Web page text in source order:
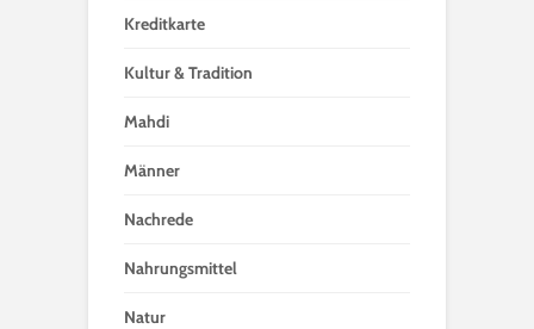
Kreditkarte
Kultur & Tradition
Mahdi
Männer
Nachrede
Nahrungsmittel
Natur